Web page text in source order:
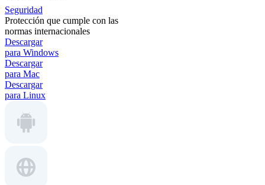
Seguridad
Protección que cumple con las
normas internacionales
Descargar
para Windows
Descargar
para Mac
Descargar
para Linux